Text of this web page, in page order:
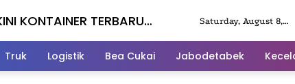
KONTAINER TERBARU
Saturday, August 8,
Truk Logistik Bea Cukai Jabodetabek